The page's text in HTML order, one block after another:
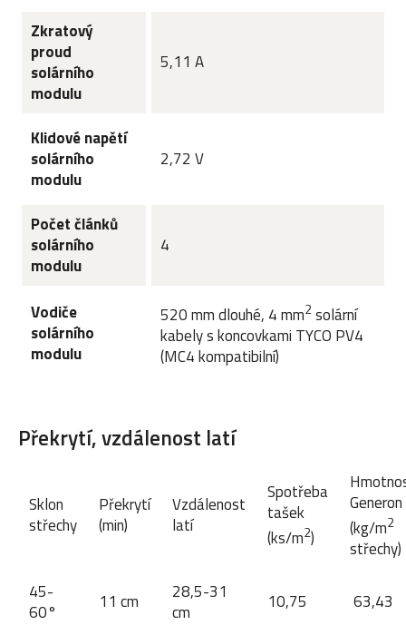
Zkratový
proud
solárního
modulu
5,11 A
Klidové napětí
solárního
modulu
2,72 V
Počet článků
solárního
modulu
4
Vodiče
solárního
modulu
520 mm dlouhé, 4 mm2solární
kabely s koncovkami TYCO PV4
(MC4 kompatibilní)
Překrytí, vzdálenost latí
Sklon
střechy
Překrytí
(min)
Vzdálenost
latí
Spotřeba
tašek
(ks/m2)
Generon
(kg/m2
střechy)
45-
60°
11 cm
28,5-31
cm
10,75 63,43